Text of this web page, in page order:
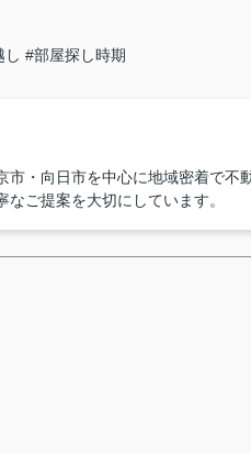
し #部屋探し時期
・向日市を中心に地域密着で不
ご提案を大切にしています。